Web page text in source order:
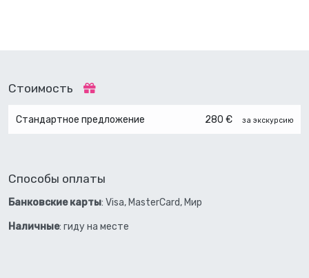
Стоимость
Стандартное предложение 280 € за экскурсию
Способы оплаты
Банковские карты: Visa, MasterCard, Мир
Наличные: гиду на месте